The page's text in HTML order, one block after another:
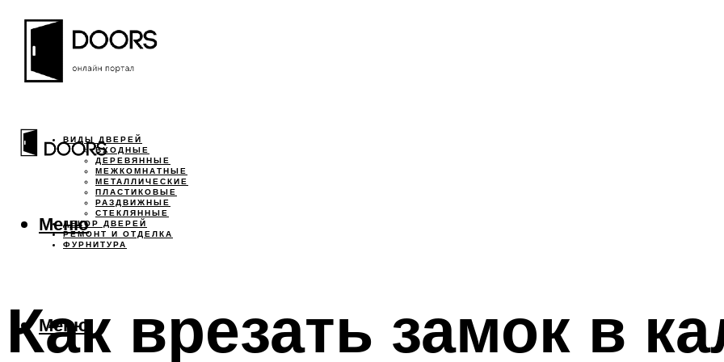
ВИДЫ ДВЕРЕЙ
ВХОДНЫЕ
ДЕРЕВЯННЫЕ
МЕЖКОМНАТНЫЕ
МЕТАЛЛИЧЕСКИЕ
ПЛАСТИКОВЫЕ
РАЗДВИЖНЫЕ
СТЕКЛЯННЫЕ
ДЕКОР ДВЕРЕЙ
РЕМОНТ И ОТДЕЛКА
ФУРНИТУРА
Меню
Меню
Как врезать замок в